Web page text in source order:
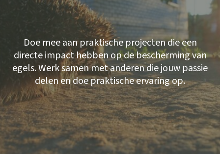
Doe mee aan praktische projecten die een
directe impact hebben op de bescherming van
egels. Werk samen met anderen die jouw passie
delen en doe praktische ervaring op.